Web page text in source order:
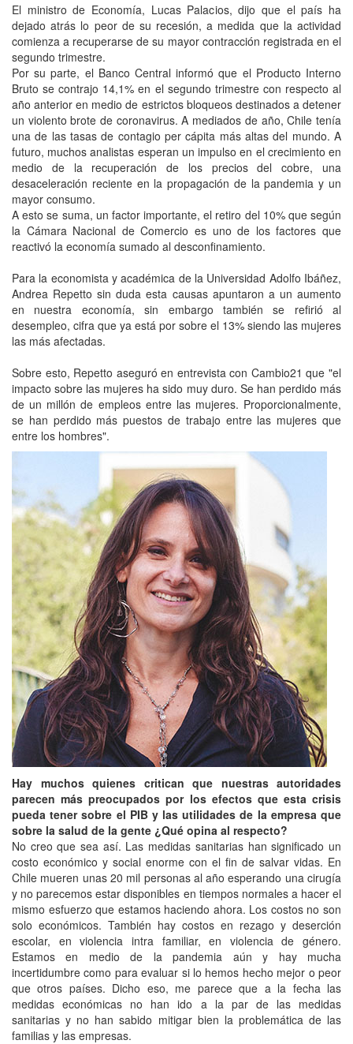
El ministro de Economía, Lucas Palacios, dijo que el país ha
dejado atrás lo peor de su recesión, a medida que la actividad
comienza a recuperarse de su mayor contracción registrada en el
segundo trimestre.
Por su parte, el Banco Central informó que el Producto Interno
Bruto se contrajo 14,1% en el segundo trimestre con respecto al
año anterior en medio de estrictos bloqueos destinados a detener
un violento brote de coronavirus. A mediados de año, Chile tenía
una de las tasas de contagio per cápita más altas del mundo. A
futuro, muchos analistas esperan un impulso en el crecimiento en
medio de la recuperación de los precios del cobre, una
desaceleración reciente en la propagación de la pandemia y un
mayor consumo.
A esto se suma, un factor importante, el retiro del 10% que según
la Cámara Nacional de Comercio es uno de los factores que
reactivó la economía sumado al desconfinamiento.
Para la economista y académica de la Universidad Adolfo Ibáñez,
Andrea Repetto sin duda esta causas apuntaron a un aumento
en nuestra economía, sin embargo también se refirió al
desempleo, cifra que ya está por sobre el 13% siendo las mujeres
las más afectadas.
Sobre esto, Repetto aseguró en entrevista con Cambio21 que "el
impacto sobre las mujeres ha sido muy duro. Se han perdido más
de un millón de empleos entre las mujeres. Proporcionalmente,
se han perdido más puestos de trabajo entre las mujeres que
entre los hombres".
Hay muchos quienes critican que nuestras autoridades
parecen más preocupados por los efectos que esta crisis
pueda tener sobre el PIB y las utilidades de la empresa que
sobre la salud de la gente ¿Qué opina al respecto?
No creo que sea así. Las medidas sanitarias han significado un
costo económico y social enorme con el fin de salvar vidas. En
Chile mueren unas 20 mil personas al año esperando una cirugía
y no parecemos estar disponibles en tiempos normales a hacer el
mismo esfuerzo que estamos haciendo ahora. Los costos no son
solo económicos. También hay costos en rezago y deserción
escolar, en violencia intra familiar, en violencia de género.
Estamos en medio de la pandemia aún y hay mucha
incertidumbre como para evaluar si lo hemos hecho mejor o peor
que otros países. Dicho eso, me parece que a la fecha las
medidas económicas no han ido a la par de las medidas
sanitarias y no han sabido mitigar bien la problemática de las
familias y las empresas.